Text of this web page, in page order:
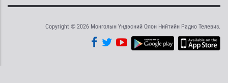
Copyright © 2026 Монголын Үндэсний Олон Нийтийн Радио Телевиз.